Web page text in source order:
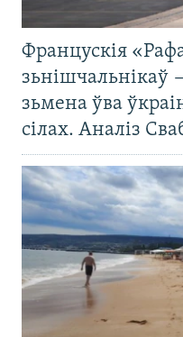
Францускія
зьнішчальнікаў
зьмена ўва
сілах. Аналіз